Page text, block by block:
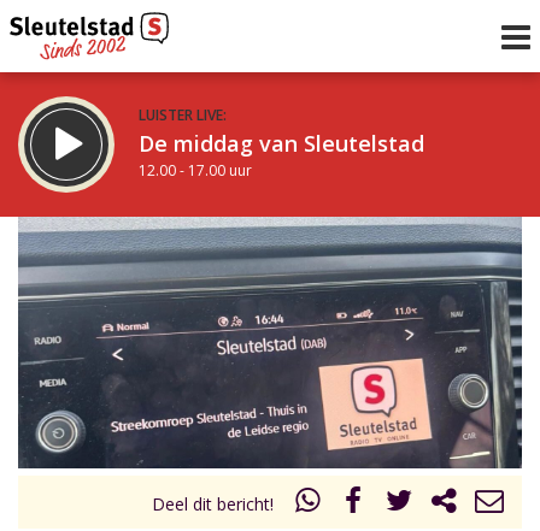
LUISTER LIVE:
De middag van Sleutelstad
12.00 - 17.00 uur
STRAKS:
Sleutelstad 30
17.00 - 19.00 uur
Vorig uur
uur 1 van 0 Volgend uur
Deel dit bericht!